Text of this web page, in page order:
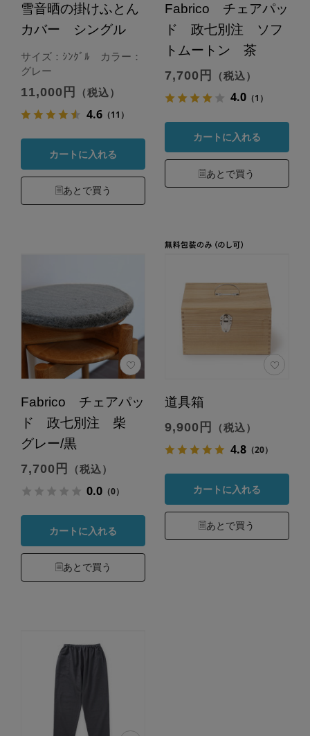
雪音晒の掛けふとん
カバー シングル
サイズ：ｼﾝｸﾞﾙ カラー：
グレー
11,000円 （税込）
4.6（11）
カートに入れる
あとで買う
Fabrico チェアパッ
ド 政七別注 ソフ
トムートン 茶
7,700円 （税込）
4.0（1）
カートに入れる
あとで買う
Fabrico チェアパッ
ド 政七別注 柴
グレー/黒
7,700円 （税込）
0.0（0）
カートに入れる
あとで買う
道具箱
9,900円 （税込）
4.8（20）
カートに入れる
あとで買う